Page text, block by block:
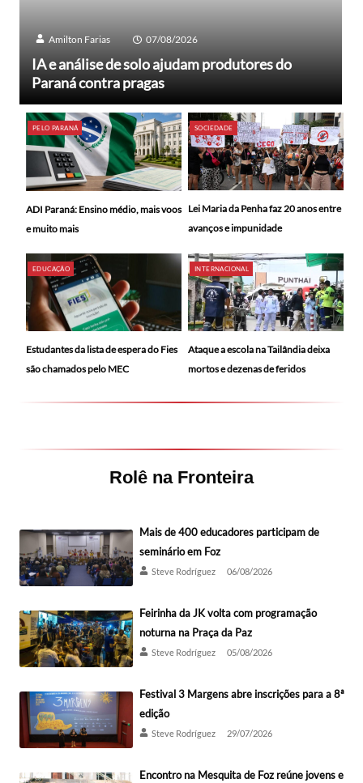
Amilton Farias 07/08/2026
IA e análise de solo ajudam produtores do
Paraná contra pragas
PELO PARANÁ
ADI Paraná: Ensino médio, mais voos
e muito mais
SOCIEDADE
Lei Maria da Penha faz 20 anos entre
avanços e impunidade
EDUCAÇÃO
Estudantes da lista de espera do Fies
são chamados pelo MEC
INTERNACIONAL
Ataque a escola na Tailândia deixa
mortos e dezenas de feridos
Rolê na Fronteira
Mais de 400 educadores participam de
seminário em Foz
Steve Rodríguez 06/08/2026
Feirinha da JK volta com programação
noturna na Praça da Paz
Steve Rodríguez 05/08/2026
Festival 3 Margens abre inscrições para a 8ª
edição
Steve Rodríguez 29/07/2026
Encontro na Mesquita de Foz reúne jovens e